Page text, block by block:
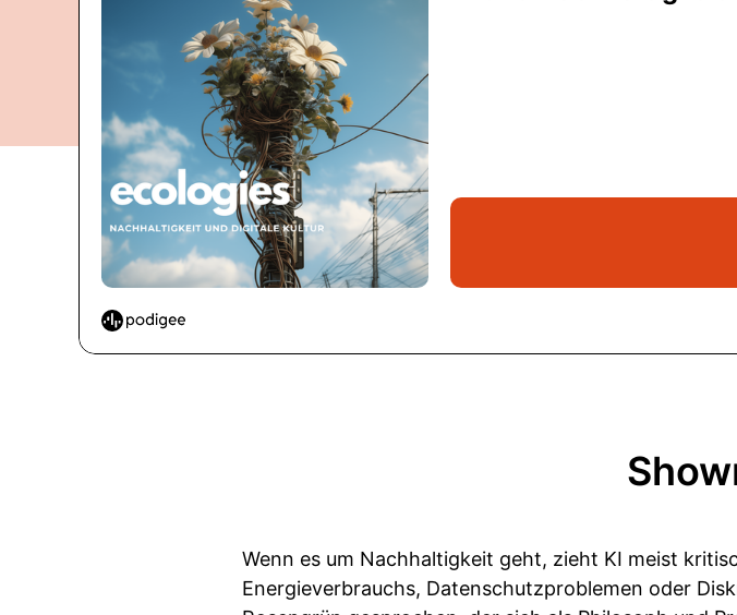
Wenn es um Nachhaltigkeit geht, zieht KI meist
Energieverbrauchs, Datenschutzproblemen oder